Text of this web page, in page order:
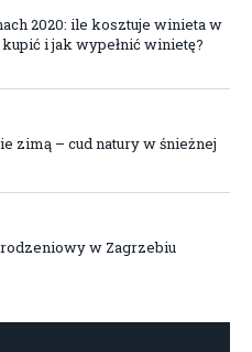
2020: ile kosztuje winieta w
i jak wypełnić winietę?
zimą – cud natury w śnieżnej
w Zagrzebiu